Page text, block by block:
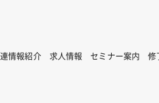
情報紹介 求人情報 セミナー案内 修